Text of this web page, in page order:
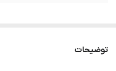
توضیحات